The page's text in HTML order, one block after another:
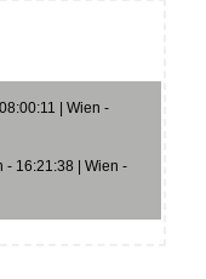
| Wien -
- 16:21:38 | Wien -